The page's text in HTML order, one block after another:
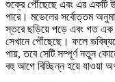
শুক্রে পৌঁছেছে এবং এর একটি
পারে। মডেলের সর্বোত্তম
স্তরে ছড়িয়ে পড়ে এবং গত এক
সেখানে পৌঁছেছে। ফলে
পায়, তবে সেটি সম্পূর্ণ নতুন
বহু আগে বিচ্ছিন্ন হয়ে যাওয়া